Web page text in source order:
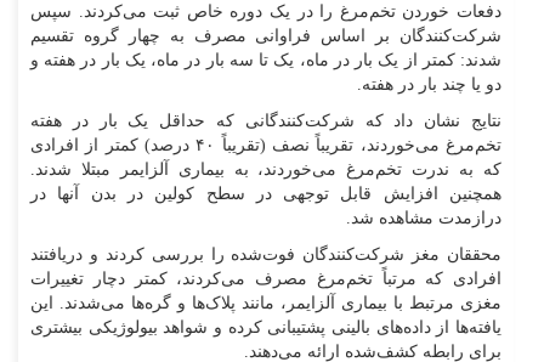
دفعات خوردن تخم‌مرغ را در یک دوره خاص ثبت می‌کردند. سپس
شرکت‌کنندگان بر اساس فراوانی مصرف به چهار گروه تقسیم
شدند: کمتر از یک بار در ماه، یک تا سه بار در ماه، یک بار در هفته و
دو یا چند بار در هفته.
نتایج نشان داد که شرکت‌کنندگانی که حداقل یک بار در هفته
تخم‌مرغ می‌خوردند، تقریباً نصف (تقریباً ۴۰ درصد) کمتر از افرادی
که به ندرت تخم‌مرغ می‌خوردند، به بیماری آلزایمر مبتلا شدند.
همچنین افزایش قابل توجهی در سطح کولین در بدن آنها در
درازمدت مشاهده شد.
محققان مغز شرکت‌کنندگان فوت‌شده را بررسی کردند و دریافتند
افرادی که مرتباً تخم‌مرغ مصرف می‌کردند، کمتر دچار تغییرات
مغزی مرتبط با بیماری آلزایمر، مانند پلاک‌ها و گره‌ها می‌شدند. این
یافته‌ها از داده‌های بالینی پشتیبانی کرده و شواهد بیولوژیکی بیشتری
برای رابطه کشف‌شده ارائه می‌دهند.